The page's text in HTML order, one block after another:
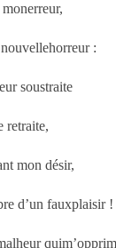
:
soustraite
retraite,
mon désir,
d’un fauxplaisir !